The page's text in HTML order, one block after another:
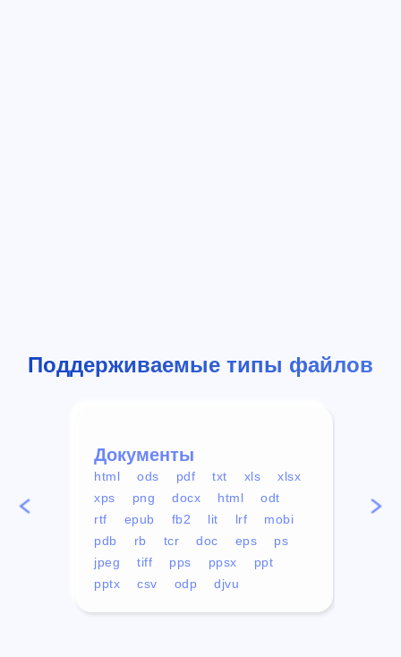
Поддерживаемые типы файлов
Документы
html ods pdf txt xls
xlsx
xps
png docx html
odt
rtf
epub fb2 lit lrf
mobi
pdb
rb tcr doc eps
ps
jpeg
tiff pps ppsx
ppt
pptx
csv odp djvu
mp4